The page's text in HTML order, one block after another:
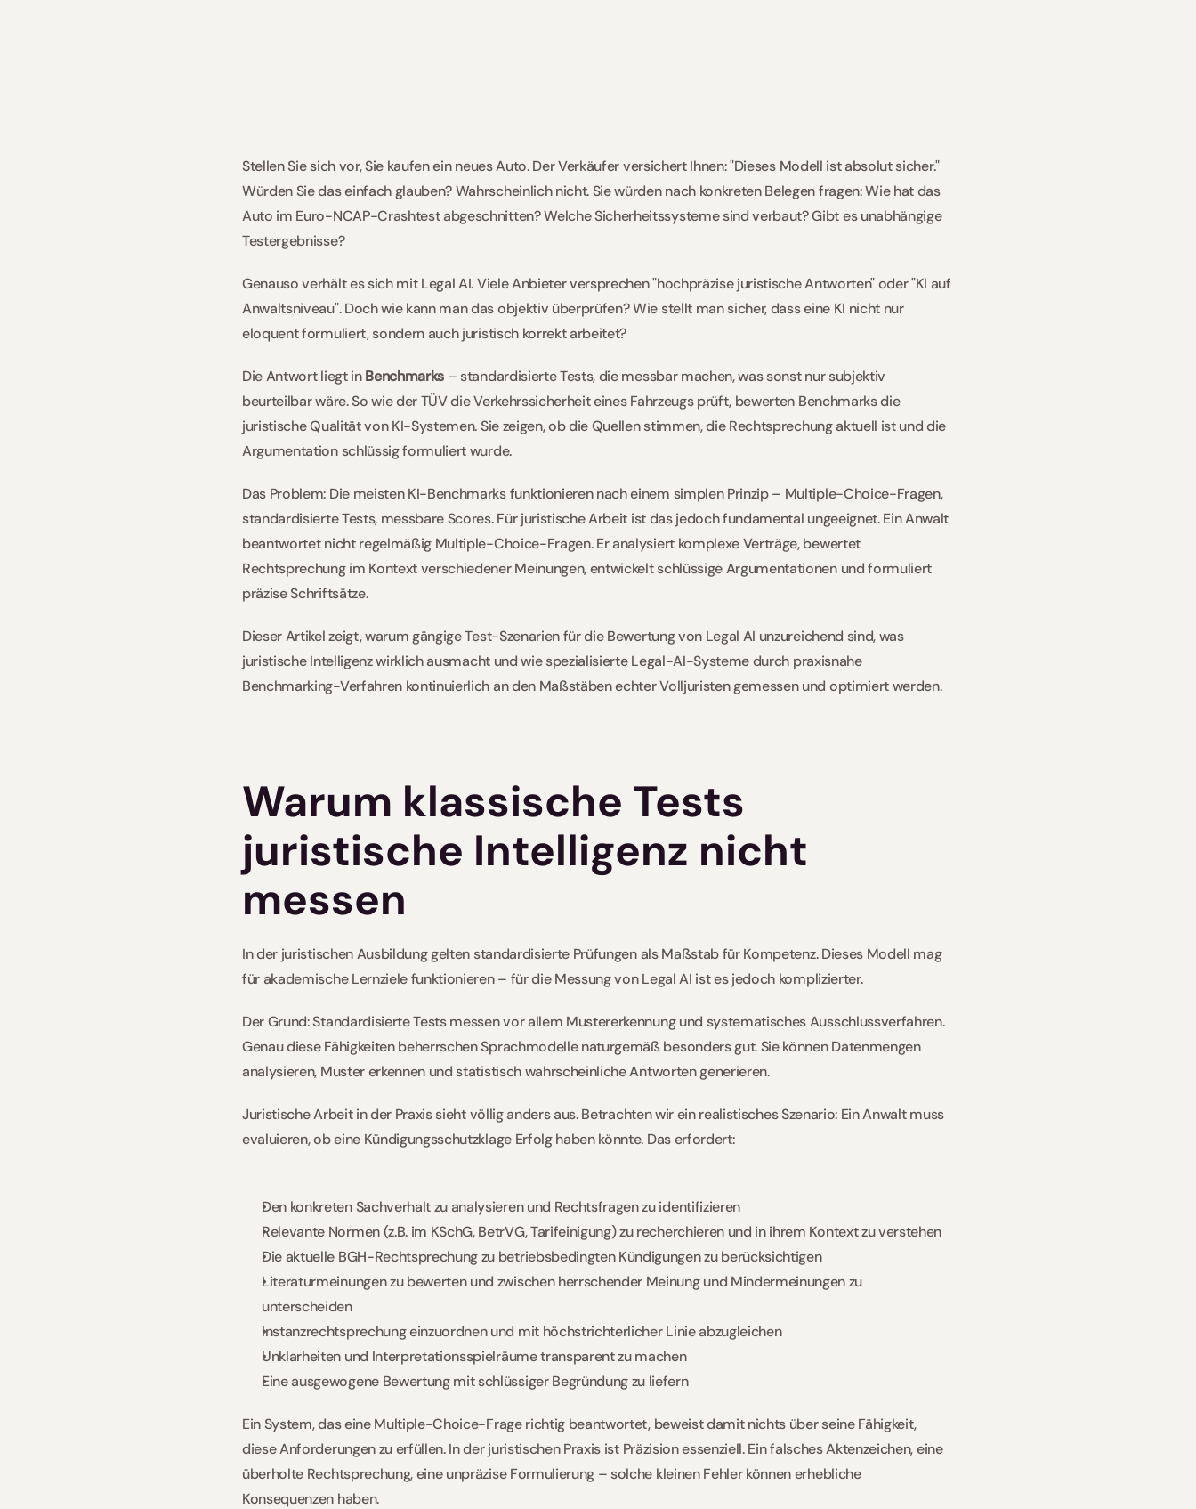
Stellen Sie sich vor, Sie kaufen ein neues Auto. Der Verkäufer versichert Ihnen: "Dieses Modell ist absolut sicher."
Würden Sie das einfach glauben? Wahrscheinlich nicht. Sie würden nach konkreten Belegen fragen: Wie hat das
Auto im Euro-NCAP-Crashtest abgeschnitten? Welche Sicherheitssysteme sind verbaut? Gibt es unabhängige
Testergebnisse?
Genauso verhält es sich mit Legal AI. Viele Anbieter versprechen "hochpräzise juristische Antworten" oder "KI auf
Anwaltsniveau". Doch wie kann man das objektiv überprüfen? Wie stellt man sicher, dass eine KI nicht nur
eloquent formuliert, sondern auch juristisch korrekt arbeitet?
Die Antwort liegt in Benchmarks – standardisierte Tests, die messbar machen, was sonst nur subjektiv
beurteilbar wäre. So wie der TÜV die Verkehrssicherheit eines Fahrzeugs prüft, bewerten Benchmarks die
juristische Qualität von KI-Systemen. Sie zeigen, ob die Quellen stimmen, die Rechtsprechung aktuell ist und die
Argumentation schlüssig formuliert wurde.
Das Problem: Die meisten KI-Benchmarks funktionieren nach einem simplen Prinzip – Multiple-Choice-Fragen,
standardisierte Tests, messbare Scores. Für juristische Arbeit ist das jedoch fundamental ungeeignet. Ein Anwalt
beantwortet nicht regelmäßig Multiple-Choice-Fragen. Er analysiert komplexe Verträge, bewertet
Rechtsprechung im Kontext verschiedener Meinungen, entwickelt schlüssige Argumentationen und formuliert
präzise Schriftsätze.
Dieser Artikel zeigt, warum gängige Test-Szenarien für die Bewertung von Legal AI unzureichend sind, was
juristische Intelligenz wirklich ausmacht und wie spezialisierte Legal-AI-Systeme durch praxisnahe
Benchmarking-Verfahren kontinuierlich an den Maßstäben echter Volljuristen gemessen und optimiert werden.
Warum klassische Tests
juristische Intelligenz nicht
messen
In der juristischen Ausbildung gelten standardisierte Prüfungen als Maßstab für Kompetenz. Dieses Modell mag
für akademische Lernziele funktionieren – für die Messung von Legal AI ist es jedoch komplizierter.
Der Grund: Standardisierte Tests messen vor allem Mustererkennung und systematisches Ausschlussverfahren.
Genau diese Fähigkeiten beherrschen Sprachmodelle naturgemäß besonders gut. Sie können Datenmengen
analysieren, Muster erkennen und statistisch wahrscheinliche Antworten generieren.
Juristische Arbeit in der Praxis sieht völlig anders aus. Betrachten wir ein realistisches Szenario: Ein Anwalt muss
evaluieren, ob eine Kündigungsschutzklage Erfolg haben könnte. Das erfordert:
Den konkreten Sachverhalt zu analysieren und Rechtsfragen zu identifizieren
Relevante Normen (z.B. im KSchG, BetrVG, Tarifeinigung) zu recherchieren und in ihrem Kontext zu verstehen
Die aktuelle BGH-Rechtsprechung zu betriebsbedingten Kündigungen zu berücksichtigen
Literaturmeinungen zu bewerten und zwischen herrschender Meinung und Mindermeinungen zu
unterscheiden
Instanzrechtsprechung einzuordnen und mit höchstrichterlicher Linie abzugleichen
Unklarheiten und Interpretationsspielräume transparent zu machen
Eine ausgewogene Bewertung mit schlüssiger Begründung zu liefern
Ein System, das eine Multiple-Choice-Frage richtig beantwortet, beweist damit nichts über seine Fähigkeit,
diese Anforderungen zu erfüllen. In der juristischen Praxis ist Präzision essenziell. Ein falsches Aktenzeichen, eine
überholte Rechtsprechung, eine unpräzise Formulierung – solche kleinen Fehler können erhebliche
Konsequenzen haben.